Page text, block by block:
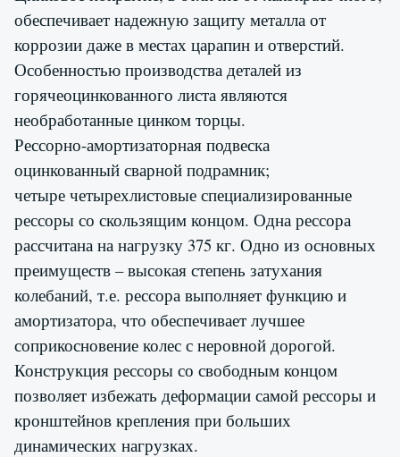
обеспечивает надежную защиту металла от
коррозии даже в местах царапин и отверстий.
Особенностью производства деталей из
горячеоцинкованного листа являются
необработанные цинком торцы.
Рессорно-амортизаторная подвеска
оцинкованный сварной подрамник;
четыре четырехлистовые специализированные
рессоры со скользящим концом. Одна рессора
рассчитана на нагрузку 375 кг. Одно из основных
преимуществ – высокая степень затухания
колебаний, т.е. рессора выполняет функцию и
амортизатора, что обеспечивает лучшее
соприкосновение колес с неровной дорогой.
Конструкция рессоры со свободным концом
позволяет избежать деформации самой рессоры и
кронштейнов крепления при больших
динамических нагрузках.